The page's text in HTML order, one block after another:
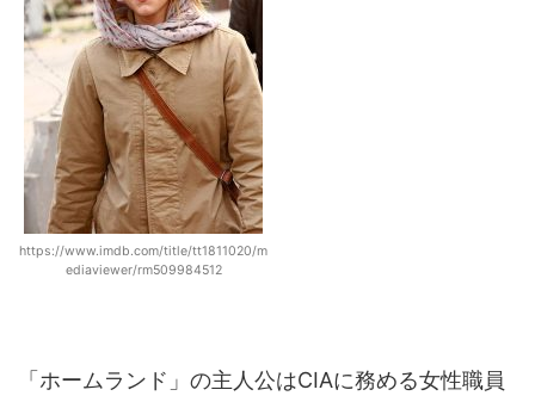
https://www.imdb.com/title/tt1811020/m
ediaviewer/rm509984512
「ホームランド」の主人公はCIAに務める女性職員